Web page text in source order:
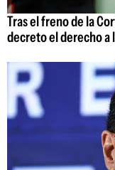
Tras el freno de la
decreto el derecho a